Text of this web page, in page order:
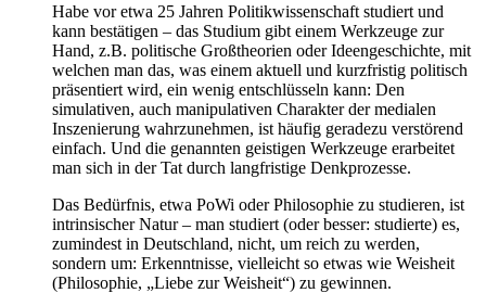
Habe vor etwa 25 Jahren Politikwissenschaft studiert und
kann bestätigen – das Studium gibt einem Werkzeuge zur
Hand, z.B. politische Großtheorien oder Ideengeschichte, mit
welchen man das, was einem aktuell und kurzfristig politisch
präsentiert wird, ein wenig entschlüsseln kann: Den
simulativen, auch manipulativen Charakter der medialen
Inszenierung wahrzunehmen, ist häufig geradezu verstörend
einfach. Und die genannten geistigen Werkzeuge erarbeitet
man sich in der Tat durch langfristige Denkprozesse.
Das Bedürfnis, etwa PoWi oder Philosophie zu studieren, ist
intrinsischer Natur – man studiert (oder besser: studierte) es,
zumindest in Deutschland, nicht, um reich zu werden,
sondern um: Erkenntnisse, vielleicht so etwas wie Weisheit
(Philosophie, „Liebe zur Weisheit“) zu gewinnen.